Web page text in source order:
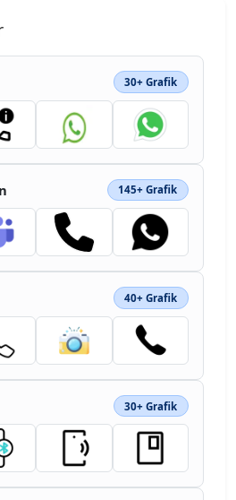
30+ Grafik
145+ Grafik
40+ Grafik
30+ Grafik